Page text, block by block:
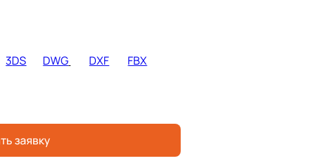
3DS DWG DXF FBX
заявку